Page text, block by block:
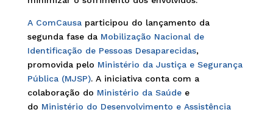
A ComCausaparticipou do lançamento da
segunda fase da Mobilização Nacional de
Identificação de Pessoas Desaparecidas,
promovida pelo Ministério da Justiça e Segurança
Pública (MJSP). A iniciativa conta com a
colaboração do Ministério da Saúdee
do Ministério do Desenvolvimento e Assistência